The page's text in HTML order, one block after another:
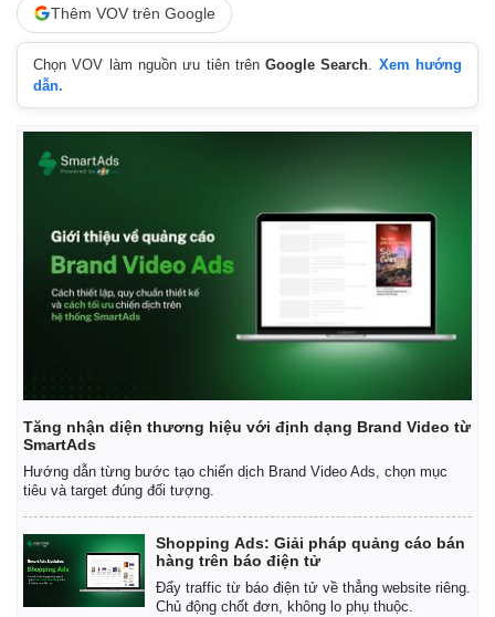
Thêm VOV trên Google
Chọn VOV làm nguồn ưu tiên trênGoogle Search
Xem hướng
dẫn.
Tăng nhận diện thương hiệu với định dạng Brand Video từ
SmartAds
Hướng dẫn từng bước tạo chiến dịch Brand Video Ads, chọn mục
tiêu và target đúng đối tượng.
Shopping Ads: Giải pháp quảng cáo bán
hàng trên báo điện tử
Đẩy traffic từ báo điện tử về thẳng website riêng.
Chủ động chốt đơn, không lo phụ thuộc.